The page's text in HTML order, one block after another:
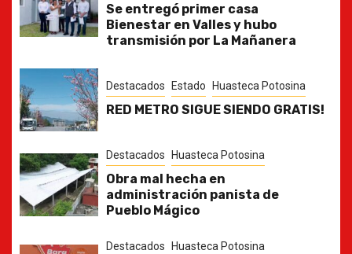
Se entregó primer casa
Bienestar en Valles y hubo
transmisión por La Mañanera
Destacados Estado Huasteca Potosina
RED METRO SIGUE SIENDO GRATIS!
Destacados Huasteca Potosina
Obra mal hecha en
administración panista de
Pueblo Mágico
Destacados Huasteca Potosina